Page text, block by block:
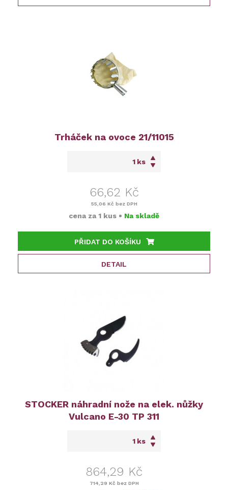
Trháček na ovoce 21/11015
ks
66,62 Kč
55,06 Kč bez DPH
cena za 1 kus • Na skladě
PŘIDAT DO KOŠÍKU
DETAIL
STOCKER náhradní nože na elek. nůžky
Vulcano E-30 TP 311
ks
864,29 Kč
714,29 Kč bez DPH